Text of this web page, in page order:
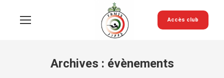
Accès club
Archives : évènements